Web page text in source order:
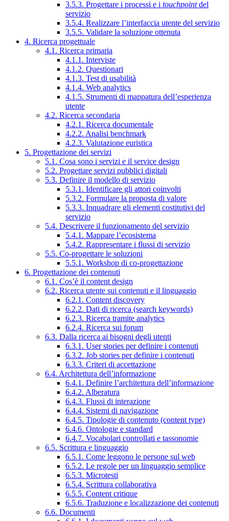
3.5.3. Progettare i processi e i touchpointdel
servizio
3.5.4. Realizzare l’interfaccia utente del servizio
3.5.5. Validare la soluzione ottenuta
4. Ricerca progettuale
4.1. Ricerca primaria
4.1.1. Interviste
4.1.2. Questionari
4.1.3. Test di usabilità
4.1.4. Web analytics
4.1.5. Strumenti di mappatura dell’esperienza
utente
4.2. Ricerca secondaria
4.2.1. Ricerca documentale
4.2.2. Analisi benchmark
4.2.3. Valutazione euristica
5. Progettazione dei servizi
5.1. Cosa sono i servizi e il service design
5.2. Progettare servizi pubblici digitali
5.3. Definire il modello di servizio
5.3.1. Identificare gli attori coinvolti
5.3.2. Formulare la proposta di valore
5.3.3. Inquadrare gli elementi costitutivi del
servizio
5.4. Descrivere il funzionamento del servizio
5.4.1. Mappare l’ecosistema
5.4.2. Rappresentare i flussi di servizio
5.5. Co-progettare le soluzioni
5.5.1. Workshop di co-progettazione
6. Progettazione dei contenuti
6.1. Cos’è il content design
6.2. Ricerca utente sui contenuti e il linguaggio
6.2.1. Content discovery
6.2.2. Dati di ricerca (search keywords)
6.2.3. Ricerca tramite analytics
6.2.4. Ricerca sui forum
6.3. Dalla ricerca ai bisogni degli utenti
6.3.1. User stories per definire i contenuti
6.3.2. Job stories per definire i contenuti
6.3.3. Criteri di accettazione
6.4. Architettura dell’informazione
6.4.1. Definire l’architettura dell’informazione
6.4.2. Alberatura
6.4.3. Flussi di interazione
6.4.4. Sistemi di navigazione
6.4.5. Tipologie di contenuto (content type)
6.4.6. Ontologie e standard
6.4.7. Vocabolari controllati e tassonomie
6.5. Scrittura e linguaggio
6.5.1. Come leggono le persone sul web
6.5.2. Le regole per un linguaggio semplice
6.5.3. Microtesti
6.5.4. Scrittura collaborativa
6.5.5. Content critique
6.5.6. Traduzione e localizzazione dei contenuti
6.6. Documenti